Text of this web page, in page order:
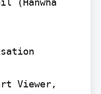
Viewer,